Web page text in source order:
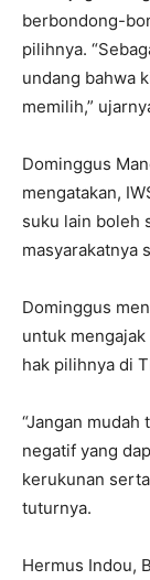
berbondong-
pilihnya.
undang bahwa
memilih,”
Dominggus
mengatakan,
suku lain boleh
masyarakatnya
Dominggus
untuk
hak pilihnya di
“Jangan
negatif yang
kerukunan
tuturnya.
Hermus Indou,